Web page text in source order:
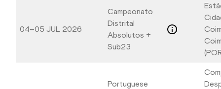
04–05 JUL 2026
Campeonato
Distrital
Absolutos +
Sub23
Portuguese